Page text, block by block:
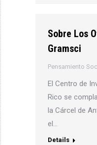
Sobre Los
Gramsci
Pensamiento
El Centro de
Rico se
la Cárcel de
el…
Details